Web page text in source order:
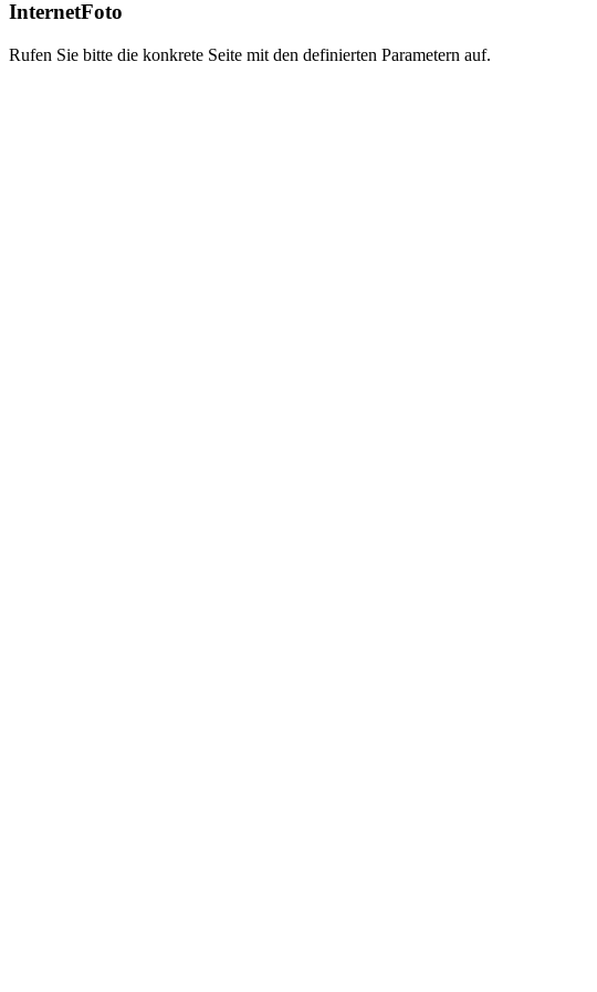
InternetFoto
Rufen Sie bitte die konkrete Seite mit den definierten Parametern auf.